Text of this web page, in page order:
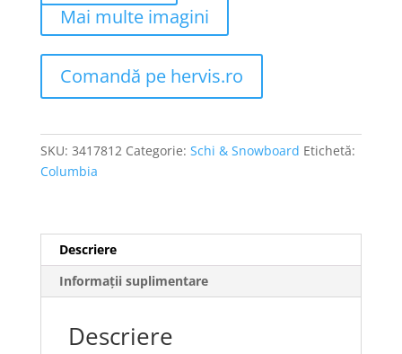
Mai multe imagini
Comandă pe hervis.ro
SKU: 3417812 Categorie: Schi & Snowboard Etichetă:
Columbia
Descriere
Informații suplimentare
Descriere